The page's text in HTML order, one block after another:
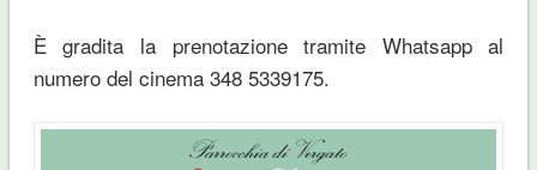
È gradita la prenotazione tramite Whatsapp al
numero del cinema 348 5339175.